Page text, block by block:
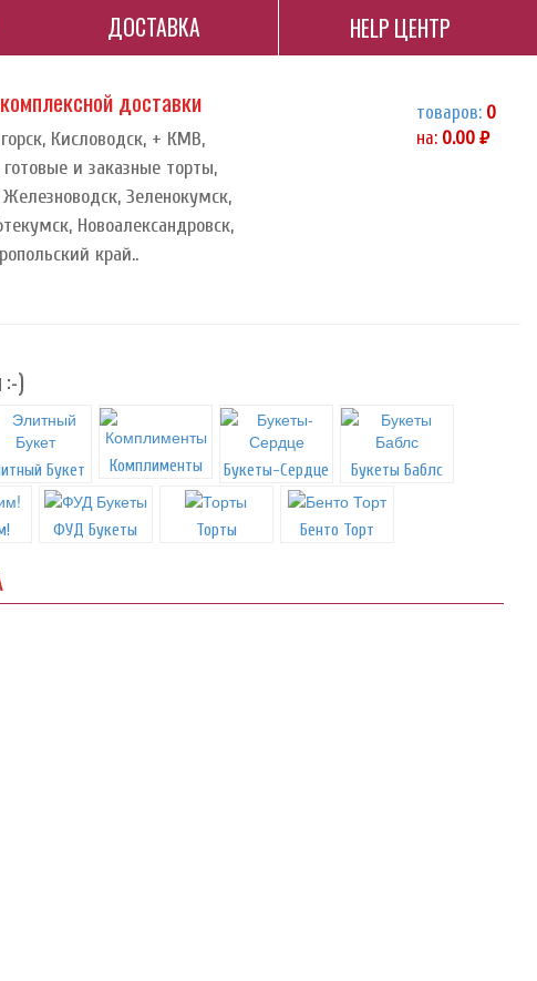
ДОСТАВКА HELP ЦЕНТР
доставки
Кисловодск, + КМВ,
и заказные торты,
Зеленокумск,
Новоалександровск,
край..
товаров: 0
на: 0.00 руб.
:-)
Букет
Комплименты Букеты-Сердце Букеты Баблс
ФУД Букеты Торты Бенто Торт